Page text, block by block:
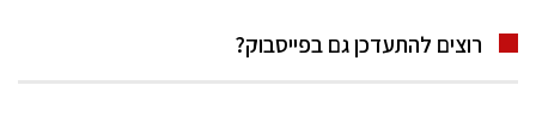
רוצים להתעדכן גם בפייסבוק?